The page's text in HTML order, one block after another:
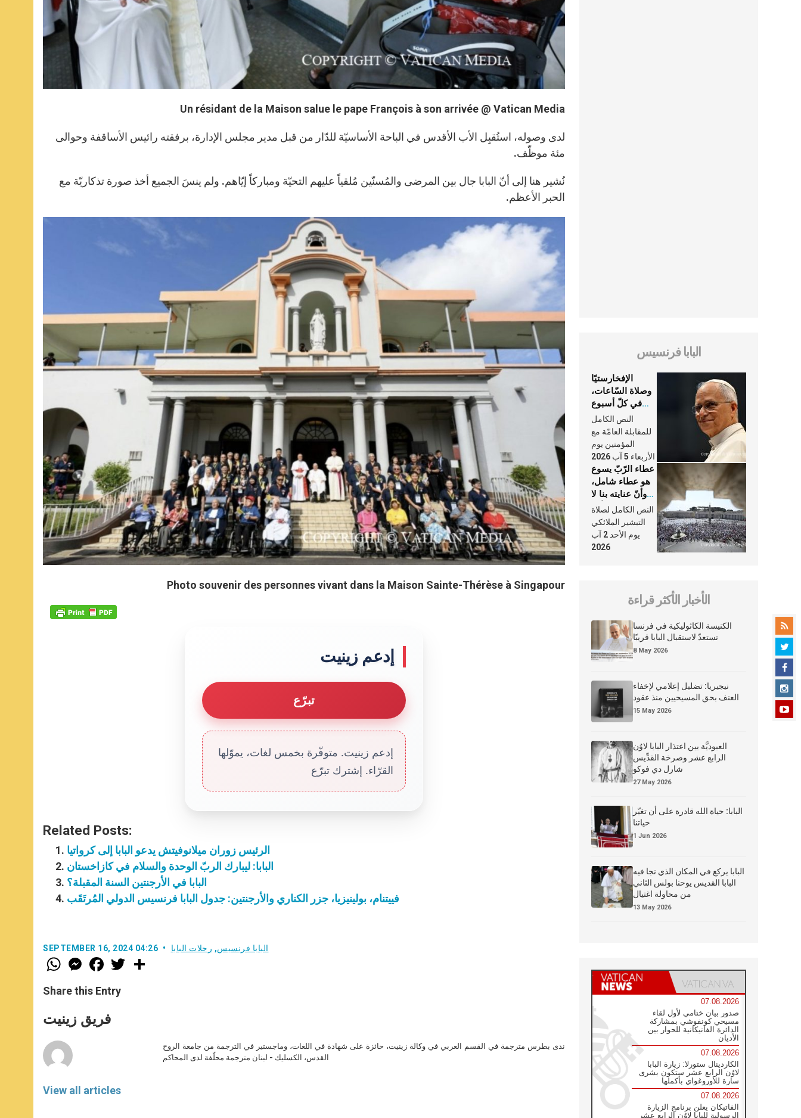
Un résidant de la Maison salue le pape François à son arrivée @ Vatican Media
لدى وصوله، استُقبِل الأب الأقدس في الباحة الأساسيّة للدّار من قبل مدير مجلس الإدارة، برفقته رائيس الأساقفة وحوالى
مئة موظّف.
نُشير هنا إلى أنّ البابا جال بين المرضى والمُسنّين مُلقياً عليهم التحيّة ومباركاً إيّاهم. ولم ينسَ الجميع أخذ صورة تذكاريّة مع
الحبر الأعظم.
Photo souvenir des personnes vivant dans la Maison Sainte-Thérèse à Singapour
إدعم زينيت
تبرّع
إدعم زينيت. متوفّرة بخمس لغات، يموّلها
القرّاء. إشترك تبرّع
Related Posts:
الرئيس زوران ميلانوفيتش يدعو البابا إلى كرواتيا
البابا: ليبارك الربّ الوحدة والسلام في كازاخستان
البابا في الأرجنتين السنة المقبلة؟
فييتنام، بولينيزيا، جزر الكناري والأرجنتين: جدول البابا فرنسيس الدولي المُرتَقَب
SEPTEMBER 16, 2024 04:26 البابا فرنسيس, رحلات البابا
W
h
t
s
p
p
M
e
s
e
g
e
F
a
e
b
o
k
w
Share this Entry
فريق زينيت
View all articles
ندى بطرس مترجمة في القسم العربي في وكالة زينيت، حائزة على شهادة في اللغات، وماجستير في الترجمة من جامعة الروح
القدس، الكسليك - لبنان مترجمة محلّفة لدى المحاكم
البابا فرنسيس
الإفخارستيّا
وصلاة السّاعات،
في كلّ أسبوع
وكلّ يوم، هما
النَّفَس في حياة
الكنيسة
النص الكامل
للمقابلة العامّة مع
المؤمنين يوم
الأربعاء 5 آب 2026
عطاء الرّبّ يسوع
هو عطاء شامل،
وأنّ عنايته بنا لا
تغيب عنّا أبدًا
النص الكامل لصلاة
التبشير الملائكي
يوم الأحد 2 آب
2026
الأخبار الأكثر قراءة
الكنيسة الكاثوليكية في فرنسا
تستعدّ لاستقبال البابا قريبًا
8 May 2026
نيجيريا: تضليل إعلامي لإخفاء
العنف بحق المسيحيين منذ عقود
15 May 2026
العبوديَّة بين اعتذار البابا لاوُن
الرابع عشر وصرخة القدِّيس
شارل دي فوكو
27 May 2026
البابا: حياة الله قادرة على أن تغيّر
حياتنا
1 Jun 2026
البابا يركع في المكان الذي نجا فيه
البابا القديس يوحنا بولس الثاني
من محاولة اغتيال
13 May 2026
07.08.2026
صدور بيان ختامي لأول لقاء
مسيحي كونفوشي بمشاركة
الدائرة الفاتيكانية للحوار بين
الأديان
07.08.2026
الكاردينال ستورلا: زيارة البابا
لاوُن الرابع عشر ستكون بشرى
سارة للأوروغواي بأكملها
07.08.2026
الفاتيكان يعلن برنامج الزيارة
الرسولية للبابا لاوُن الرابع عشر